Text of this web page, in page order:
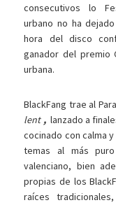
consecutivos lo
urbano no ha
hora del disco
ganador del premio
urbana.
BlackFang trae al
lent , lanzado a
cocinado con calma
temas al más
valenciano, bien
propias de los
raíces